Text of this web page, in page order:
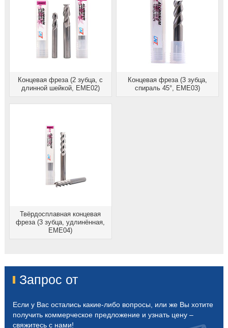
Концевая фреза (2 зубца, с
длинной шейкой, EME02)
Концевая фреза (3 зубца,
спираль 45°, EME03)
Твёрдосплавная концевая
фреза (3 зубца, удлинённая,
EME04)
Запрос от
Если у Вас остались какие-либо вопросы, или же Вы хотите
получить коммерческое предложение и узнать цену –
свяжитесь с нами!